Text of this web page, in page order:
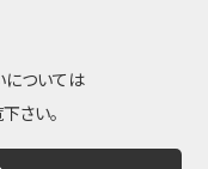
ついては
さい。